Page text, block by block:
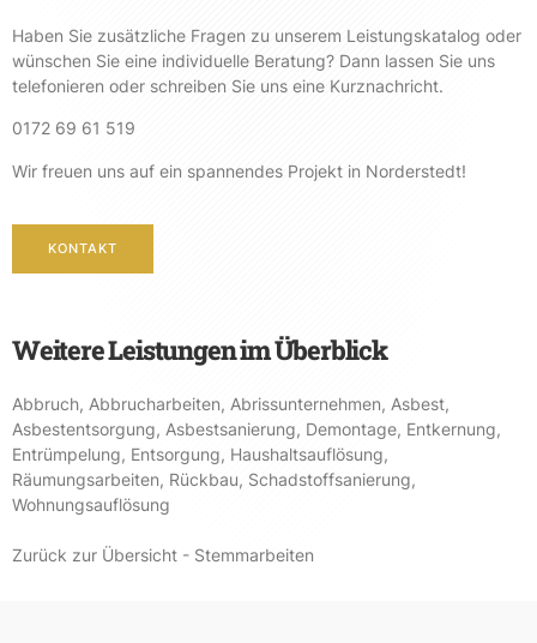
Haben Sie zusätzliche Fragen zu unserem Leistungskatalog oder
wünschen Sie eine individuelle Beratung? Dann lassen Sie uns
telefonieren oder schreiben Sie uns eine Kurznachricht.
0172 69 61 519
Wir freuen uns auf ein spannendes Projekt in Norderstedt!
KONTAKT
Weitere Leistungen im Überblick
Abbruch, Abbrucharbeiten, Abrissunternehmen, Asbest,
Asbestentsorgung, Asbestsanierung, Demontage, Entkernung,
Entrümpelung, Entsorgung, Haushaltsauflösung,
Räumungsarbeiten, Rückbau, Schadstoffsanierung,
Wohnungsauflösung
Zurück zur Übersicht - Stemmarbeiten